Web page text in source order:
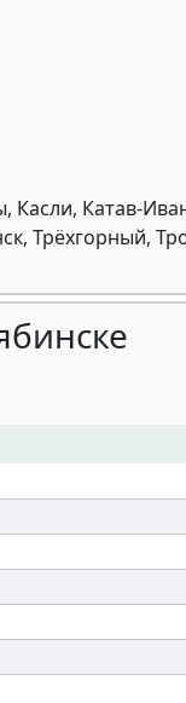
Катав-
Трёхгорный,